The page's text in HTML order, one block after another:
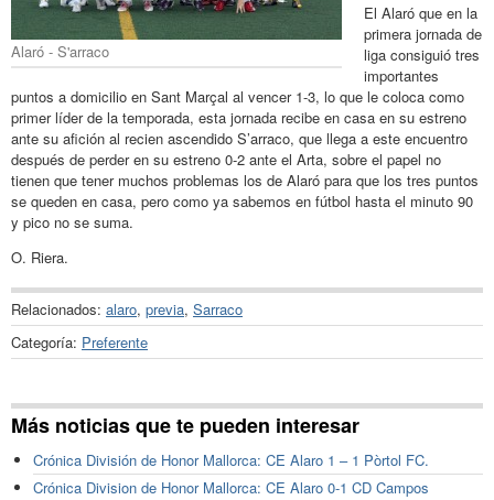
Alaró - S'arraco
El Alaró que en la
primera jornada de
liga consiguió tres
importantes
puntos a domicilio en Sant Marçal al vencer 1-3, lo que le coloca como
primer líder de la temporada, esta jornada recibe en casa en su estreno
ante su afición al recien ascendido S’arraco, que llega a este encuentro
después de perder en su estreno 0-2 ante el Arta, sobre el papel no
tienen que tener muchos problemas los de Alaró para que los tres puntos
se queden en casa, pero como ya sabemos en fútbol hasta el minuto 90
y pico no se suma.
O. Riera.
Relacionados: alaro, previa, Sarraco
Categoría: Preferente
Más noticias que te pueden interesar
Crónica División de Honor Mallorca: CE Alaro 1 – 1 Pòrtol FC.
Crónica Division de Honor Mallorca: CE Alaro 0-1 CD Campos